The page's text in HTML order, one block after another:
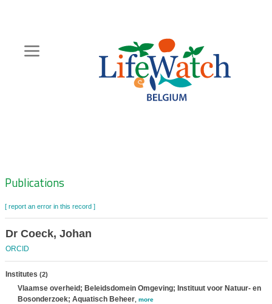
content
Zoeknavigatie
Publications
[ report an error in this record ]
Dr Coeck, Johan
ORCID
Institutes (2)
Vlaamse overheid; Beleidsdomein Omgeving; Instituut voor Natuur- en
Bosonderzoek; Aquatisch Beheer, more